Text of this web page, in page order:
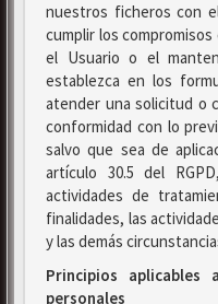
nuestros ficheros con
cumplir los
el Usuario o el
establezca en los
atender una solicitud o
conformidad con lo
salvo que sea de
artículo 30.5 del
actividades de
finalidades, las
y las demás
Principios
personales